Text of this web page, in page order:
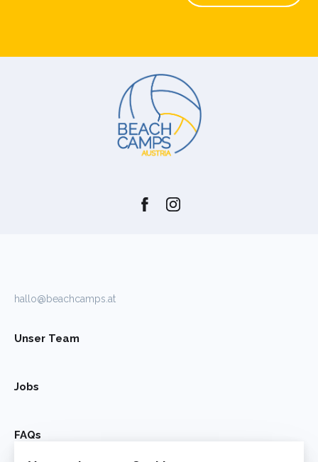
hallo@beachcamps.at
Unser Team
Jobs
FAQs